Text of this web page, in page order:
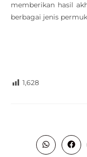
memberikan hasil
berbagai jenis
1,628